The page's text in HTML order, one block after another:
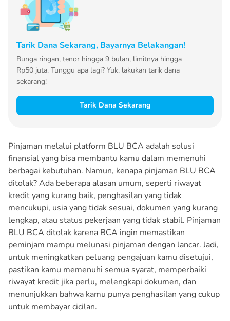
Tarik Dana Sekarang, Bayarnya Belakangan!
Bunga ringan, tenor hingga 9 bulan, limitnya hingga
Rp50 juta. Tunggu apa lagi? Yuk, lakukan tarik dana
sekarang!
Tarik Dana Sekarang
Pinjaman melalui platform BLU BCA adalah solusi
finansial yang bisa membantu kamu dalam memenuhi
berbagai kebutuhan. Namun, kenapa pinjaman BLU BCA
ditolak? Ada beberapa alasan umum, seperti riwayat
kredit yang kurang baik, penghasilan yang tidak
mencukupi, usia yang tidak sesuai, dokumen yang kurang
lengkap, atau status pekerjaan yang tidak stabil. Pinjaman
BLU BCA ditolak karena BCA ingin memastikan
peminjam mampu melunasi pinjaman dengan lancar. Jadi,
untuk meningkatkan peluang pengajuan kamu disetujui,
pastikan kamu memenuhi semua syarat, memperbaiki
riwayat kredit jika perlu, melengkapi dokumen, dan
menunjukkan bahwa kamu punya penghasilan yang cukup
untuk membayar cicilan.